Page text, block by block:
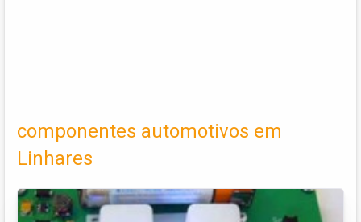
componentes automotivos em
Linhares